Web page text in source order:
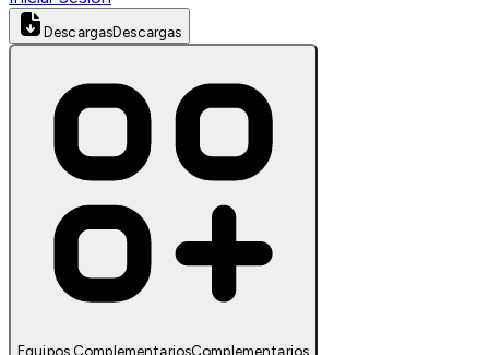
DescargasDescargas
Equipos ComplementariosComplementarios